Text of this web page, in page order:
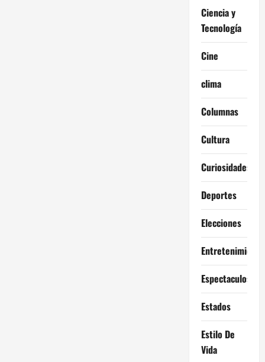
Ciencia y
Tecnología
Cine
clima
Columnas
Cultura
Curiosidades
Deportes
Elecciones
Entretenimiento
Espectaculos
Estados
Estilo De
Vida